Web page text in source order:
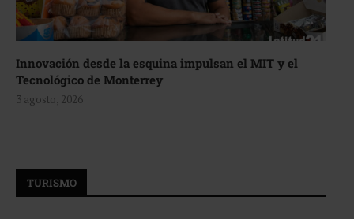
Innovación desde la esquina impulsan el MIT y el
Tecnológico de Monterrey
3 agosto, 2026
TURISMO